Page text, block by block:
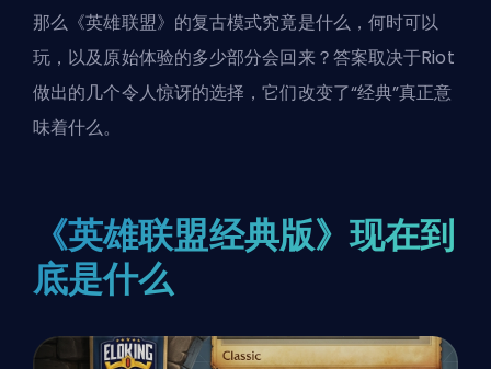
那么《英雄联盟》的复古模式究竟是什么，何时可以
玩，以及原始体验的多少部分会回来？答案取决于Riot
做出的几个令人惊讶的选择，它们改变了“经典”真正意
味着什么。
《英雄联盟经典版》现在到
底是什么